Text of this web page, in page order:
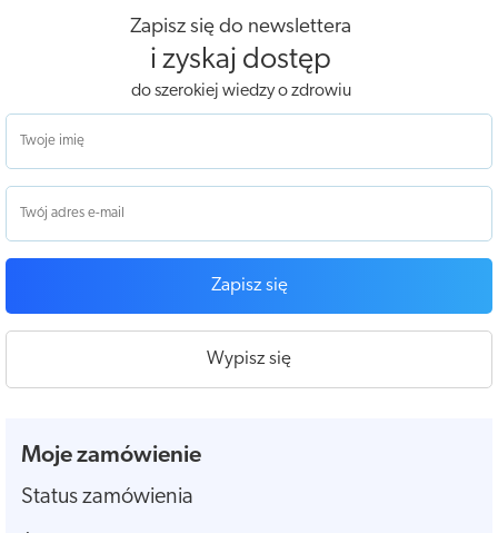
Zapisz się do newslettera
i zyskaj dostęp
do szerokiej wiedzy o zdrowiu
Zapisz się
Wypisz się
Moje zamówienie
Status zamówienia